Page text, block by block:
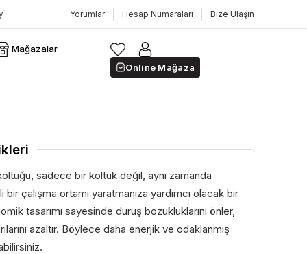
Yorumlar Hesap Numaraları Bize Ulaşın
Mağazalar
Online Mağaza
sadece bir koltuk değil, aynı zamanda
bir çalışma ortamı yaratmanıza yardımcı olacak bir
tasarımı sayesinde duruş bozukluklarını önler,
azaltır. Böylece daha enerjik ve odaklanmış